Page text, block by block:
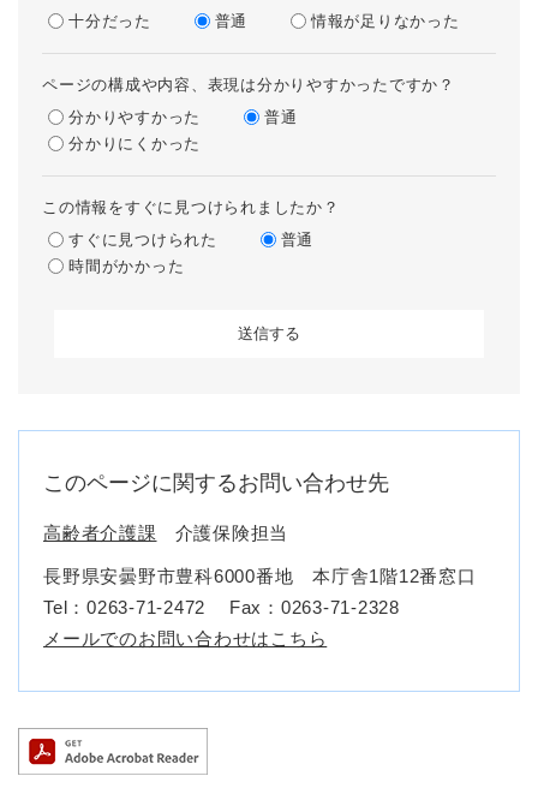
十分だった
普通 情報が足りなかった
ページの構成や内容、表現は分かりやすかったですか？
分かりやすかった
普通
分かりにくかった
この情報をすぐに見つけられましたか？
すぐに見つけられた
普通
時間がかかった
このページに関するお問い合わせ先
高齢者介護課 介護保険担当
長野県安曇野市豊科6000番地 本庁舎1階12番窓口
Tel：0263-71-2472
Fax：0263-71-2328
メールでのお問い合わせはこちら